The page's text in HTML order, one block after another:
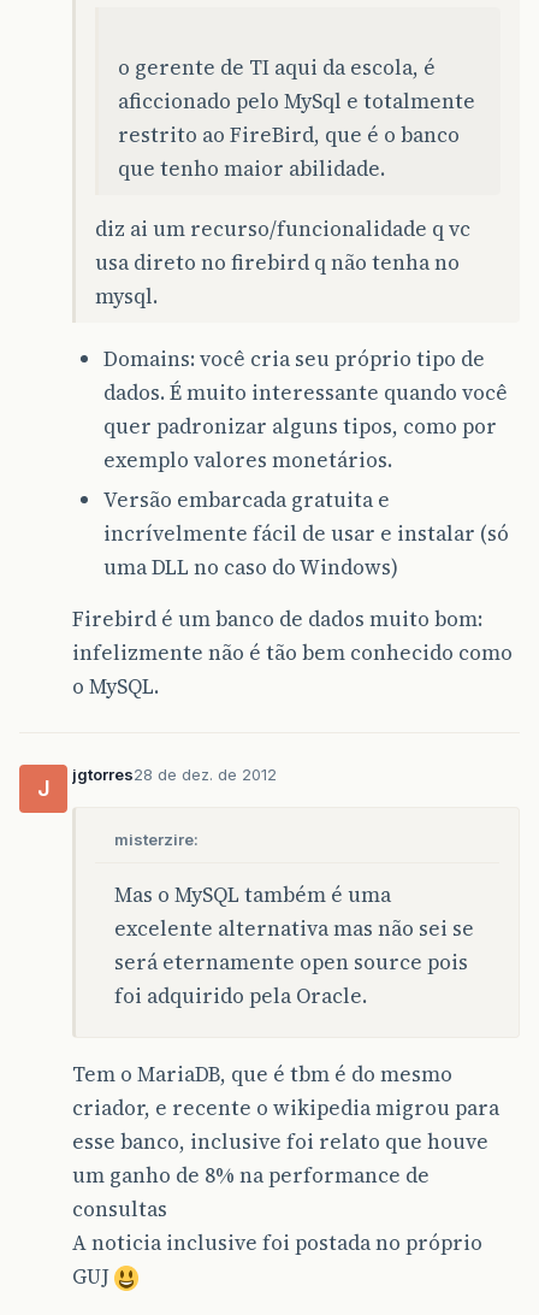
o gerente de TI aqui da escola, é
aficcionado pelo MySql e totalmente
restrito ao FireBird, que é o banco
que tenho maior abilidade.
diz ai um recurso/funcionalidade q vc
usa direto no firebird q não tenha no
mysql.
Domains: você cria seu próprio tipo de
dados. É muito interessante quando você
quer padronizar alguns tipos, como por
exemplo valores monetários.
Versão embarcada gratuita e
incrívelmente fácil de usar e instalar (só
uma DLL no caso do Windows)
Firebird é um banco de dados muito bom:
infelizmente não é tão bem conhecido como
o MySQL.
J
jgtorres28 de dez. de 2012
misterzire:
Mas o MySQL também é uma
excelente alternativa mas não sei se
será eternamente open source pois
foi adquirido pela Oracle.
Tem o MariaDB, que é tbm é do mesmo
criador, e recente o wikipedia migrou para
esse banco, inclusive foi relato que houve
um ganho de 8% na performance de
consultas
A noticia inclusive foi postada no próprio
GUJ